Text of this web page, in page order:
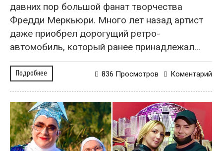
давних пор большой фанат творчества
Фредди Меркьюри. Много лет назад артист
даже приобрел дорогущий ретро-
автомобиль, который ранее принадлежал...
Подробнее Коментарий
836 Просмотров